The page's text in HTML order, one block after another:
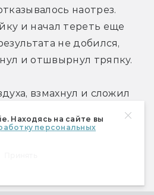
Находясь на сайте вы
персональных
наотрез.
и начал тереть еще
не добился,
и отшвырнул тряпку.
взмахнул и сложил
Полуистлевшая тряпка
какой-то
крови и цветом